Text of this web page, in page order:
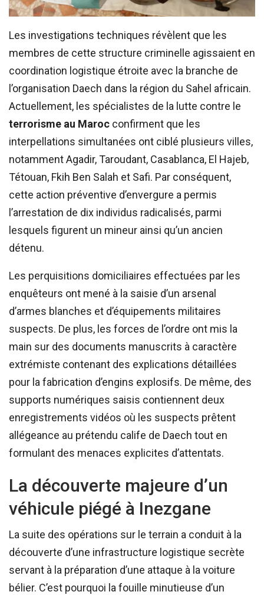
Les investigations techniques révèlent que les
membres de cette structure criminelle agissaient en
coordination logistique étroite avec la branche de
l’organisation Daech dans la région du Sahel africain.
Actuellement, les spécialistes de la lutte contre le
terrorisme au Maroc confirment que les
interpellations simultanées ont ciblé plusieurs villes,
notamment Agadir, Taroudant, Casablanca, El Hajeb,
Tétouan, Fkih Ben Salah et Safi. Par conséquent,
cette action préventive d’envergure a permis
l’arrestation de dix individus radicalisés, parmi
lesquels figurent un mineur ainsi qu’un ancien
détenu.
Les perquisitions domiciliaires effectuées par les
enquêteurs ont mené à la saisie d’un arsenal
d’armes blanches et d’équipements militaires
suspects. De plus, les forces de l’ordre ont mis la
main sur des documents manuscrits à caractère
extrémiste contenant des explications détaillées
pour la fabrication d’engins explosifs. De même, des
supports numériques saisis contiennent deux
enregistrements vidéos où les suspects prêtent
allégeance au prétendu calife de Daech tout en
formulant des menaces explicites d’attentats.
La découverte majeure d’un
véhicule piégé à Inezgane
La suite des opérations sur le terrain a conduit à la
découverte d’une infrastructure logistique secrète
servant à la préparation d’une attaque à la voiture
bélier. C’est pourquoi la fouille minutieuse d’un